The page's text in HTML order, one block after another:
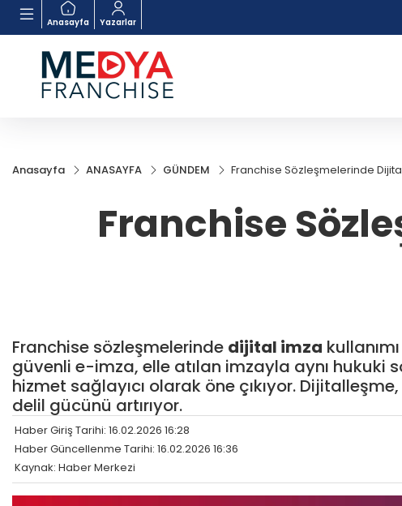
Anasayfa Yazarlar
Anasayfa ANASAYFA GÜNDEM Franchise Sözleşmelerinde
Franchise
Franchise sözleşmelerinde dijital imza
güvenli e-imza, elle atılan imzayla aynı hukuki
hizmet sağlayıcı olarak öne çıkıyor.
delil gücünü artırıyor.
Haber Giriş Tarihi: 16.02.2026 16:28
Haber Güncellenme Tarihi: 16.02.2026 16:36
Kaynak: Haber Merkezi